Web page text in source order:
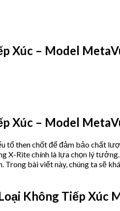
Xúc – Model
Xúc – Model
tố then chốt để đảm bảo chất
X-Rite chính là lựa chọn lý
bài viết này, chúng ta sẽ
Không Tiếp Xúc